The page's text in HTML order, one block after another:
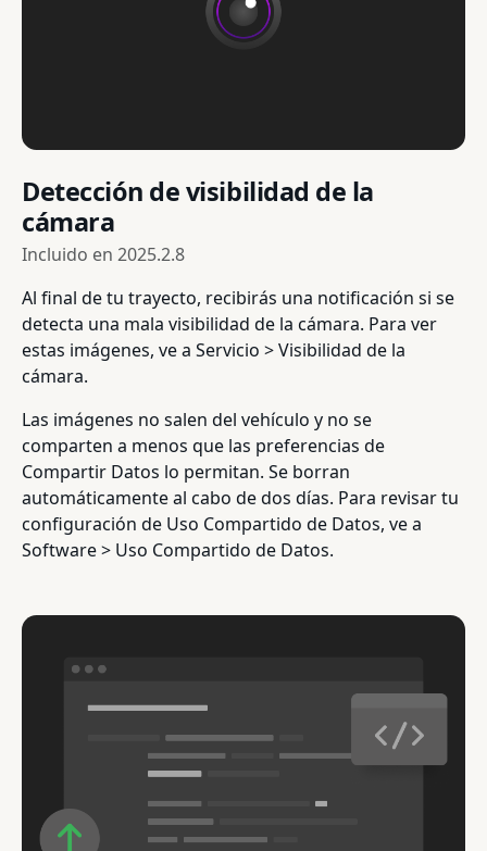
Detección de visibilidad de la
cámara
Incluido en 2025.2.8
Al final de tu trayecto, recibirás una notificación si se
detecta una mala visibilidad de la cámara. Para ver
estas imágenes, ve a Servicio > Visibilidad de la
cámara.
Las imágenes no salen del vehículo y no se
comparten a menos que las preferencias de
Compartir Datos lo permitan. Se borran
automáticamente al cabo de dos días. Para revisar tu
configuración de Uso Compartido de Datos, ve a
Software > Uso Compartido de Datos.